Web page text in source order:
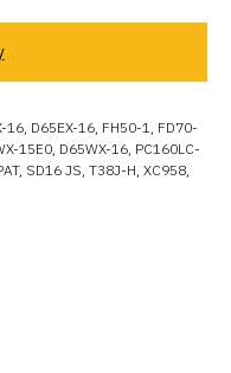
D65EX-16, FH50-1, FD70-
15E0, D65WX-16, PC160LC-
SD16 JS, T38J-H, XC958,